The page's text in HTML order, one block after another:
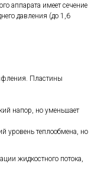
аппарата имеет сечение
давления (до 1,6
Пластины
напор, но уменьшает
уровень теплообмена, но
жидкостного потока,